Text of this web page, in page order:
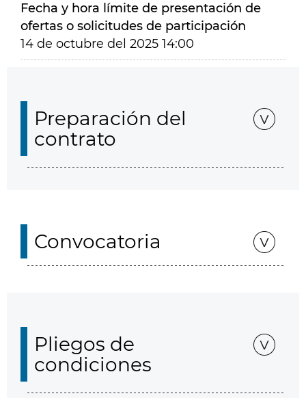
Fecha y hora límite de presentación de
ofertas o solicitudes de participación
14 de octubre del 2025 14:00
Preparación del
contrato
Convocatoria
Pliegos de
condiciones